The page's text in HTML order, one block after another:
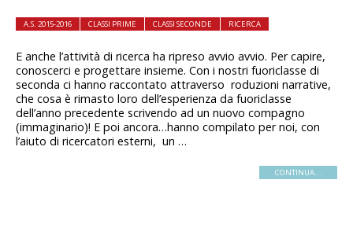
A.S. 2015-2016 CLASSI PRIME CLASSI SECONDE RICERCA
E anche l’attività di ricerca ha ripreso avvio avvio. Per capire,
conoscerci e progettare insieme. Con i nostri fuoriclasse di
seconda ci hanno raccontato attraverso roduzioni narrative,
che cosa è rimasto loro dell’esperienza da fuoriclasse
dell’anno precedente scrivendo ad un nuovo compagno
(immaginario)! E poi ancora…hanno compilato per noi, con
l’aiuto di ricercatori esterni, un …
CONTINUA...